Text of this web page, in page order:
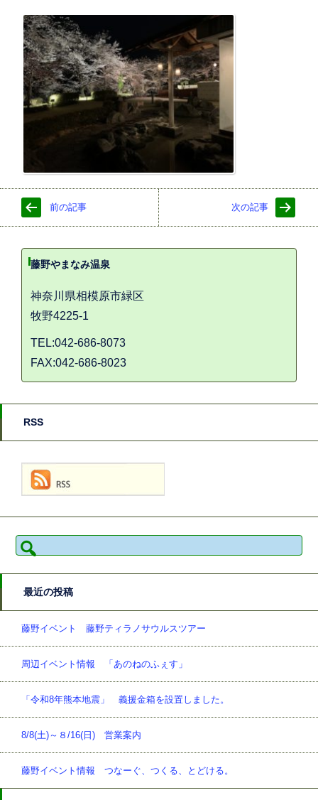
前の記事 次の記事
藤野やまなみ温泉
神奈川県相模原市緑区
牧野4225-1
TEL:042-686-8073
FAX:042-686-8023
RSS
検
索:
最近の投稿
藤野イベント 藤野ティラノサウルスツアー
周辺イベント情報 「あのねのふぇす」
「令和8年熊本地震」 義援金箱を設置しました。
8/8(土)～８/16(日) 営業案内
藤野イベント情報 つなーぐ、つくる、とどける。